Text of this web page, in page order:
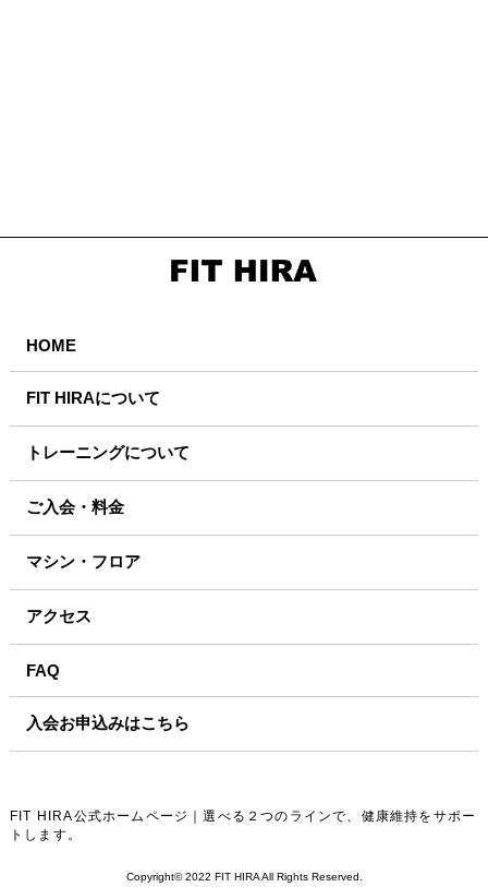
HOME
FIT HIRAについて
トレーニングについて
ご入会・料金
マシン・フロア
アクセス
FAQ
入会お申込みはこちら
FIT HIRA公式ホームページ｜選べる２つのラインで、健康維持をサポー
トします。
Copyright© 2022 FIT HIRA All Rights Reserved.